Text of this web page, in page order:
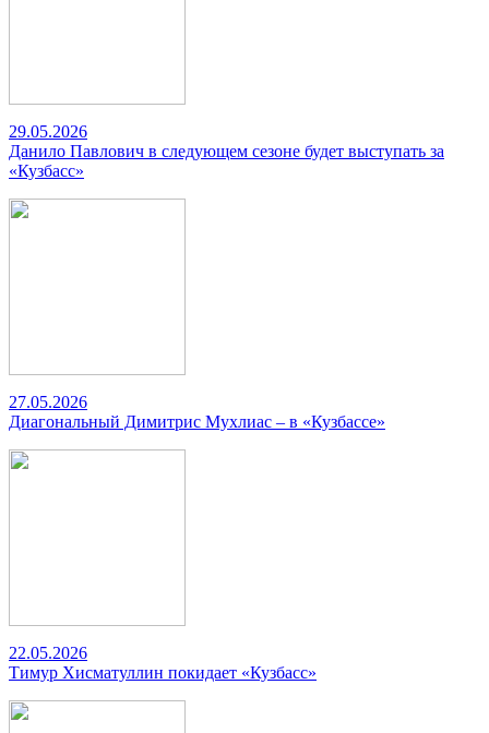
29.05.2026
Данило Павлович в следующем сезоне будет выступать за
«Кузбасс»
27.05.2026
Диагональный Димитрис Мухлиас – в «Кузбассе»
22.05.2026
Тимур Хисматуллин покидает «Кузбасс»